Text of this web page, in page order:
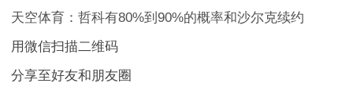
天空体育：哲科有80%到90%的概率和沙尔克续约
用微信扫描二维码
分享至好友和朋友圈